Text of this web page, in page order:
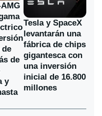
de
de
y
Tesla y SpaceX
levantarán una
fábrica de chips
gigantesca con
una inversión
inicial de 16.800
millones